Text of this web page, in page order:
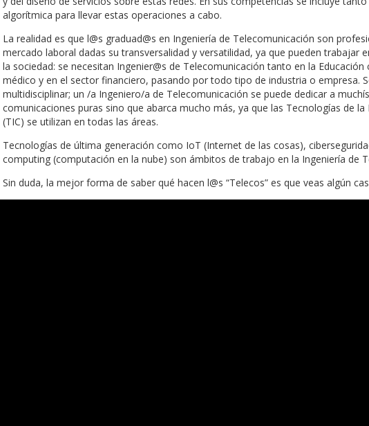
algorítmica para llevar estas operaciones a cabo.
La realidad es que l@s graduad@s en Ingeniería de Telecomunicación son
mercado laboral dadas su transversalidad y versatilidad, ya que pueden trabajar
la sociedad: se necesitan Ingenier@s de Telecomunicación tanto en la
médico y en el sector financiero, pasando por todo tipo de industria o empresa.
multidisciplinar; un /a Ingeniero/a de Telecomunicación se puede dedicar a
comunicaciones puras sino que abarca mucho más, ya que las Tecnologías de
(TIC) se utilizan en todas las áreas.
Tecnologías de última generación como IoT (Internet de las cosas),
computing (computación en la nube) son ámbitos de trabajo en la Ingeniería de
Sin duda, la mejor forma de saber qué hacen l@s “Telecos” es que veas algún